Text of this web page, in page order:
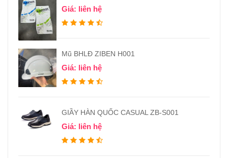
Giá: liên hệ
Mũ BHLĐ ZIBEN H001
Giá: liên hệ
GIẦY HÀN QUỐC CASUAL ZB-S001
Giá: liên hệ